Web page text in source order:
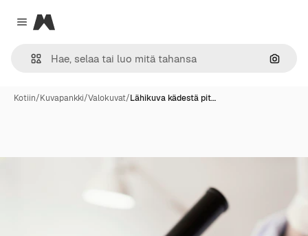
Close menu
Magnific
Hae
Kotiin/Kuvapankki/Valokuvat/Lähikuva kädestä pit…